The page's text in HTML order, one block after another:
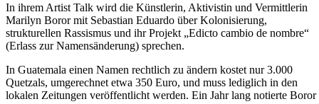
In ihrem Artist Talk wird die Künstlerin, Aktivistin und Vermittlerin
Marilyn Boror mit Sebastian Eduardo über Kolonisierung,
strukturellen Rassismus und ihr Projekt „Edicto cambio de nombre“
(Erlass zur Namensänderung) sprechen.
In Guatemala einen Namen rechtlich zu ändern kostet nur 3.000
Quetzals, umgerechnet etwa 350 Euro, und muss lediglich in den
lokalen Zeitungen veröffentlicht werden. Ein Jahr lang notierte Boror